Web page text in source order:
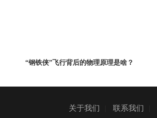
“钢铁侠”飞行背后的物理原理是啥？
关于我们 联系我们